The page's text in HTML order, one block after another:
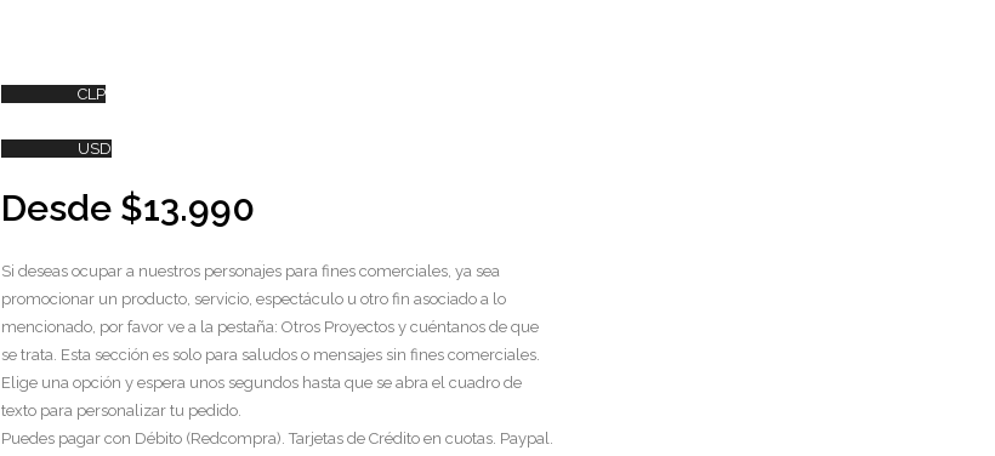
CLP
USD
Desde $13.990
Si deseas ocupar a nuestros personajes para fines comerciales, ya sea
promocionar un producto, servicio, espectáculo u otro fin asociado a lo
mencionado, por favor ve a la pestaña: Otros Proyectos y cuéntanos de que
se trata. Esta sección es solo para saludos o mensajes sin fines comerciales.
Elige una opción y espera unos segundos hasta que se abra el cuadro de
texto para personalizar tu pedido.
Puedes pagar con Débito (Redcompra). Tarjetas de Crédito en cuotas. Paypal.